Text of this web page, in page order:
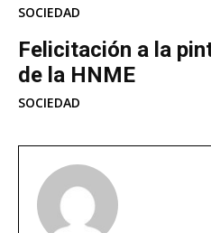
SOCIEDAD
Felicitación a la
de la HNME
SOCIEDAD